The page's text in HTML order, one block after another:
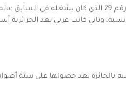
تسلم معلوف في 15 حزيران (يونيو) 2011 سيف الشرف في احتفالية انضمامه للأكاديمية الفرنسية، وقد شغل المقعد رقم 29 الذي كان يشغله في السابق
وثاني كاتب عربي بعد الجزائرية
التي نشرتها دار غراسيه بالجائزة بعد حصولها على